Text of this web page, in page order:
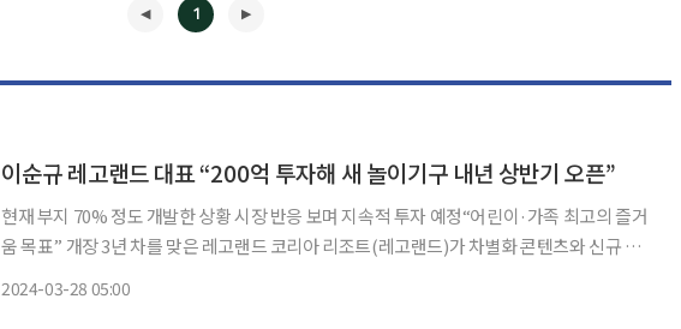
1
이순규 레고랜드 대표 “200억 투자해 새 놀이기구 내년 상반기 오픈”
현재 부지 70% 정도 개발한 상황 시장 반응 보며 지속적 투자 예정“어린이·가족 최고의 즐거
움 목표” 개장 3년 차를 맞은 레고랜드 코리아 리조트(레고랜드)가 차별화 콘텐츠와 신규 투
2024-03-28 05:00